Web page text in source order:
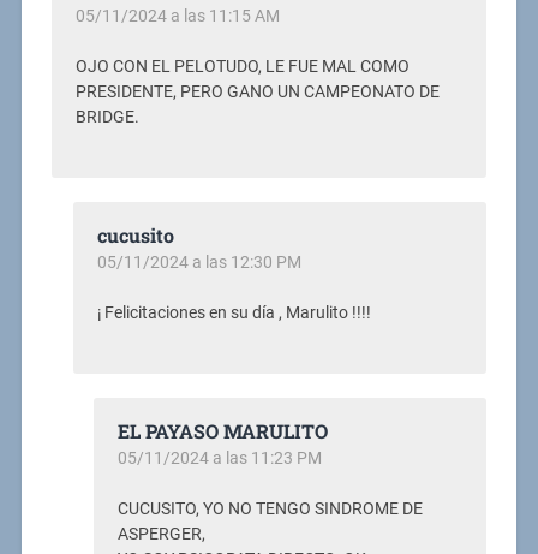
05/11/2024 a las 11:15 AM
OJO CON EL PELOTUDO, LE FUE MAL COMO
PRESIDENTE, PERO GANO UN CAMPEONATO DE
BRIDGE.
cucusito
05/11/2024 a las 12:30 PM
¡ Felicitaciones en su día , Marulito !!!!
EL PAYASO MARULITO
05/11/2024 a las 11:23 PM
CUCUSITO, YO NO TENGO SINDROME DE
ASPERGER,